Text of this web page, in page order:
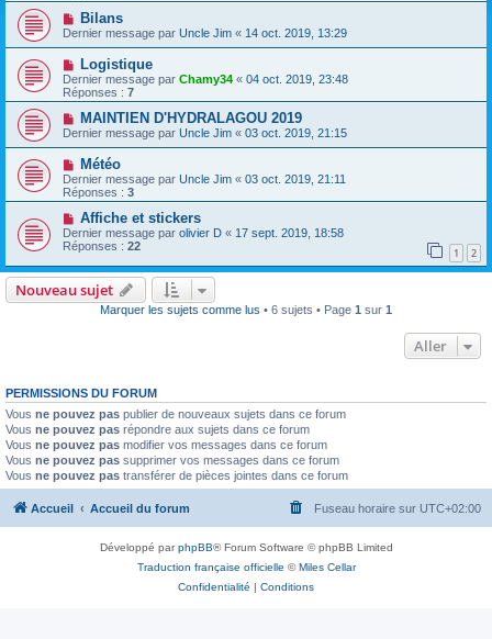
Bilans
Dernier message par Uncle Jim « 14 oct. 2019, 13:29
Logistique
Dernier message par Chamy34 « 04 oct. 2019, 23:48
Réponses : 7
MAINTIEN D'HYDRALAGOU 2019
Dernier message par Uncle Jim « 03 oct. 2019, 21:15
Météo
Dernier message par Uncle Jim « 03 oct. 2019, 21:11
Réponses : 3
Affiche et stickers
Dernier message par olivier D « 17 sept. 2019, 18:58
Réponses : 22 1 2
Nouveau sujet
Marquer les sujets comme lus • 6 sujets • Page 1 sur 1
Aller
PERMISSIONS DU FORUM
Vous ne pouvez pas publier de nouveaux sujets dans ce forum
Vous ne pouvez pas répondre aux sujets dans ce forum
Vous ne pouvez pas modifier vos messages dans ce forum
Vous ne pouvez pas supprimer vos messages dans ce forum
Vous ne pouvez pas transférer de pièces jointes dans ce forum
Accueil Accueil du forum Fuseau horaire sur UTC+02:00
Développé parphpBB® Forum Software © phpBB Limited
Traduction française officielle ©Miles Cellar
Confidentialité | Conditions